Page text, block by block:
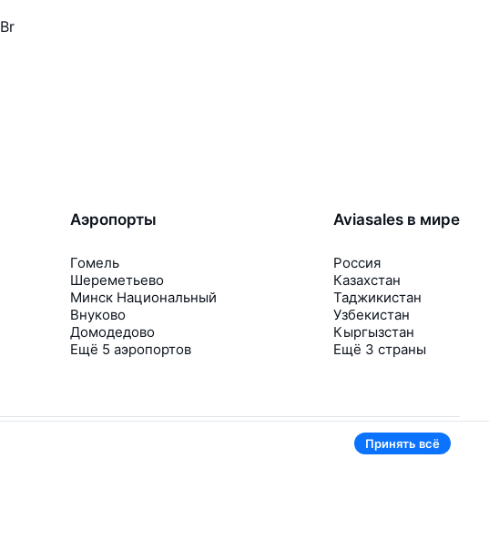
Br
Аэропорты
Гомель
Шереметьево
Минск Национальный
Внуково
Домодедово
Ещё 5 аэропортов
Aviasales в мире
Россия
Казахстан
Таджикистан
Узбекистан
Кыргызстан
Ещё 3 страны
Принять всё